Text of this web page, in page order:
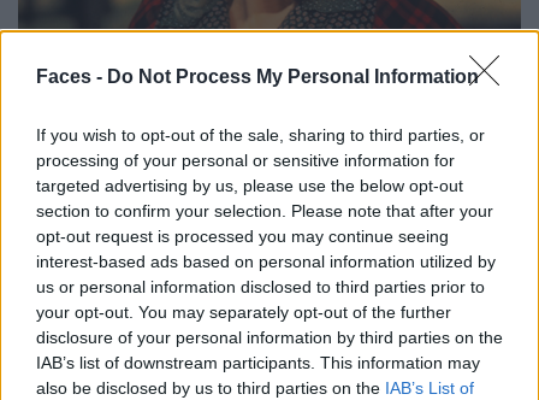
Faces - Do Not Process My Personal Information
If you wish to opt-out of the sale, sharing to third parties, or
processing of your personal or sensitive information for
targeted advertising by us, please use the below opt-out
section to confirm your selection. Please note that after your
opt-out request is processed you may continue seeing
interest-based ads based on personal information utilized by
us or personal information disclosed to third parties prior to
your opt-out. You may separately opt-out of the further
disclosure of your personal information by third parties on the
IAB’s list of downstream participants. This information may
also be disclosed by us to third parties on the IAB’s List of